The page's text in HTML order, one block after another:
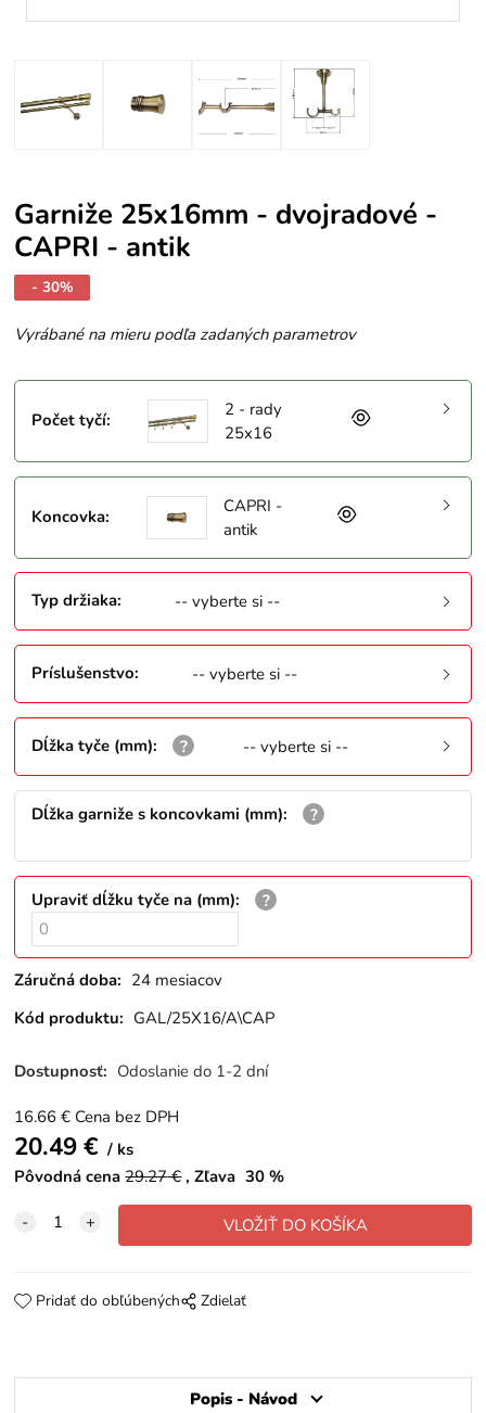
Garniže 25x16mm - dvojradové -
CAPRI - antik
- 30%
Vyrábané na mieru podľa zadaných parametrov
Počet tyčí:
2 - rady
25x16
Koncovka:
CAPRI -
antik
Typ držiaka: -- vyberte si --
Príslušenstvo: -- vyberte si --
Dĺžka tyče (mm): -- vyberte si --
Dĺžka garniže s koncovkami (mm):
Upraviť dĺžku tyče na (mm):
Záručná doba: 24 mesiacov
Kód produktu: GAL/25X16/A\CAP
Dostupnosť: Odoslanie do 1-2 dní
16.66 € Cena bez DPH
20.49€
ks
Pôvodná cena 29.27€ Zľava 30 %
Pridať do obľúbených Zdielať
Popis - Návod